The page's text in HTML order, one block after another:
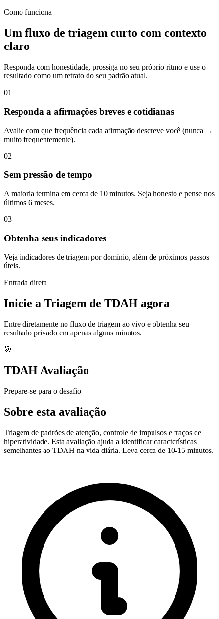
Como funciona
Um fluxo de triagem curto com contexto
claro
Responda com honestidade, prossiga no seu próprio ritmo e use o
resultado como um retrato do seu padrão atual.
01
Responda a afirmações breves e cotidianas
Avalie com que frequência cada afirmação descreve você (nunca →
muito frequentemente).
02
Sem pressão de tempo
A maioria termina em cerca de 10 minutos. Seja honesto e pense nos
últimos 6 meses.
03
Obtenha seus indicadores
Veja indicadores de triagem por domínio, além de próximos passos
úteis.
Entrada direta
Inicie a Triagem de TDAH agora
Entre diretamente no fluxo de triagem ao vivo e obtenha seu
resultado privado em apenas alguns minutos.
🎯
TDAH Avaliação
Prepare-se para o desafio
Sobre esta avaliação
Triagem de padrões de atenção, controle de impulsos e traços de
hiperatividade. Esta avaliação ajuda a identificar características
semelhantes ao TDAH na vida diária. Leva cerca de 10-15 minutos.